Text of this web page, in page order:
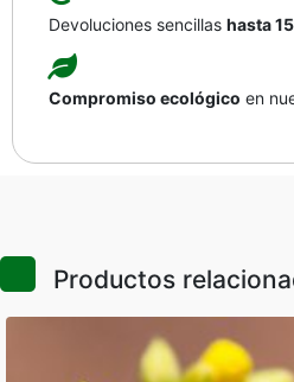
Devoluciones sencillas hasta
Compromiso ecológico en
Productos